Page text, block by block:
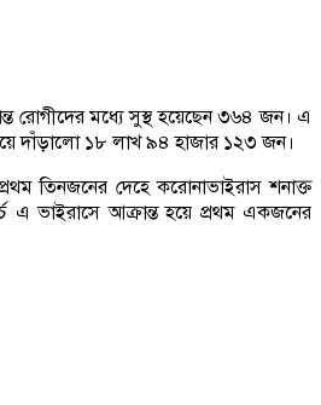
রোগীদের মধ্যে সুস্থ হয়েছেন ৩৬৪ জন। এ
দাঁড়ালো ১৮ লাখ ৯৪ হাজার ১২৩ জন।
তিনজনের দেহে করোনাভাইরাস শনাক্ত
এ ভাইরাসে আক্রান্ত হয়ে প্রথম একজনের